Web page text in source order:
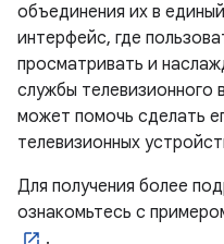
объединения их в
интерфейс, где
просматривать и
службы телевизионного
может помочь сделать
телевизионных
Для получения более
ознакомьтесь с
.